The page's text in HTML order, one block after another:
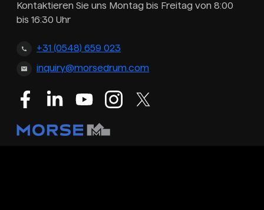
Kontaktieren Sie uns Montag bis Freitag von 8:00
bis 16:30 Uhr
+31 (0548) 659 023
inquiry@morsedrum.com